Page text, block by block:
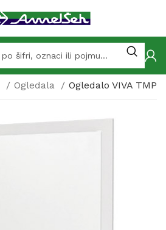
Ogledala Ogledalo VIVA TMP